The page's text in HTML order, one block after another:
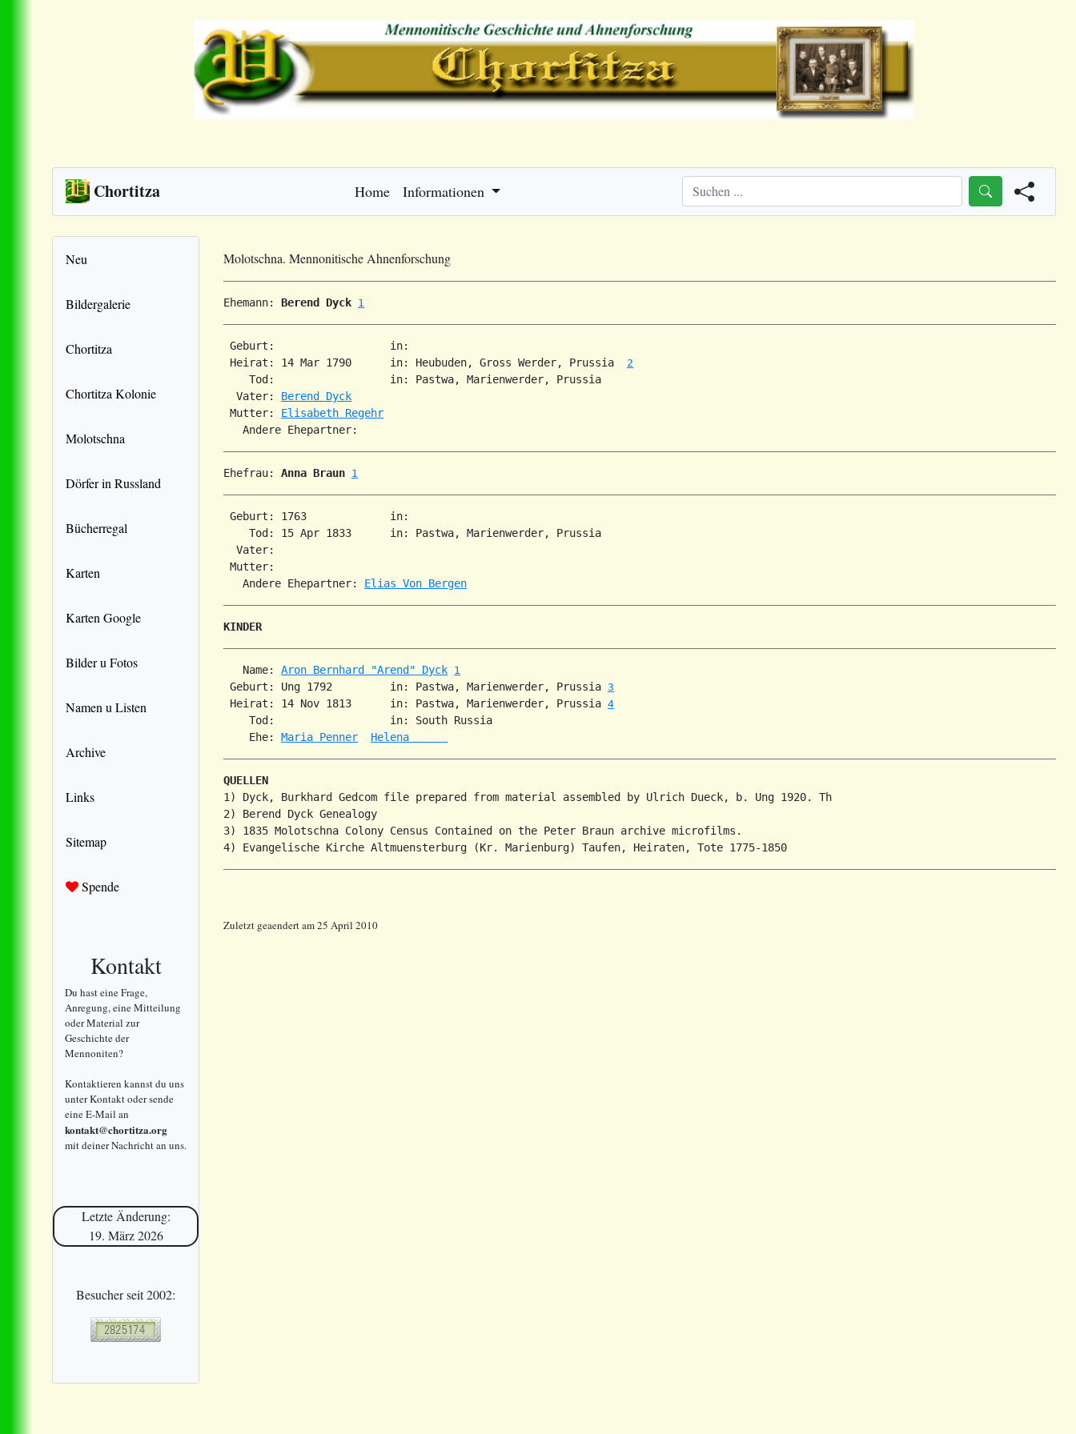
Chortitza Home Informationen
Neu
Bildergalerie
Chortitza
Chortitza Kolonie
Molotschna
Dörfer in Russland
Bücherregal
Karten
Karten Google
Bilder u Fotos
Namen u Listen
Archive
Links
Sitemap
Spende
Kontakt
Du hast eine Frage,
Anregung, eine Mitteilung
oder Material zur
Geschichte der
Mennoniten?
Kontaktieren kannst du uns
unter Kontakt oder sende
eine E-Mail an
kontakt@chortitza.org
mit deiner Nachricht an uns.
Letzte Änderung:
19. März 2026
Besucher seit 2002:
Molotschna. Mennonitische Ahnenforschung
Ehemann: Berend Dyck 1
Geburt:                  in:
Heirat: 14 Mar 1790      in: Heubuden, Gross Werder, Prussia 2
    Tod:                  in: Pastwa, Marienwerder, Prussia
  Vater:
Berend Dyck
Mutter: Elisabeth Regehr
Ehefrau: Anna Braun 1
Geburt: 1763             in:
    Tod: 15 Apr 1833      in: Pastwa, Marienwerder, Prussia
  Vater:
Mutter:
   Andere Ehepartner:
Elias Von Bergen
KINDER
   Name:
Aron Bernhard "Arend" Dyck 1
Geburt: Ung 1792         in: Pastwa, Marienwerder, Prussia 3
Heirat: 14 Nov 1813      in: Pastwa, Marienwerder, Prussia 4
    Tod:                  in: South Russia
    Ehe:
Maria Penner Helena
QUELLEN
1) Dyck, Burkhard Gedcom file prepared from material assembled by Ulrich Dueck, b. Ung 1920. Th
2) Berend Dyck Genealogy
3) 1835 Molotschna Colony Census Contained on the Peter Braun archive microfilms.
Zuletzt geaendert am 25 April 2010